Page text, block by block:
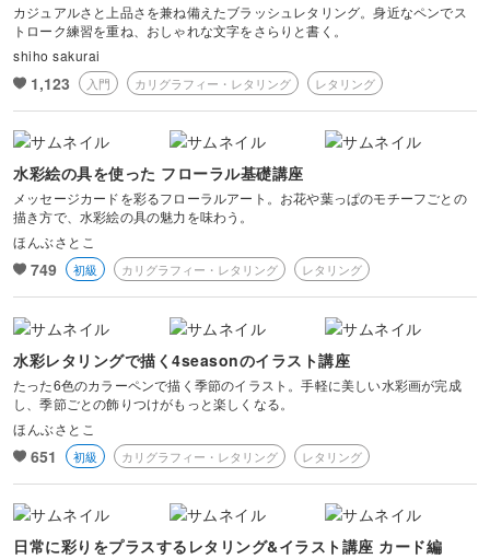
カジュアルさと上品さを兼ね備えたブラッシュレタリング。身近なペンでス
トローク練習を重ね、おしゃれな文字をさらりと書く。
shiho sakurai
1,123 入門 カリグラフィー・レタリング レタリング
水彩絵の具を使った フローラル基礎講座
メッセージカードを彩るフローラルアート。お花や葉っぱのモチーフごとの
描き方で、水彩絵の具の魅力を味わう。
ほんぶさとこ
749 初級 カリグラフィー・レタリング レタリング
水彩レタリングで描く4seasonのイラスト講座
たった6色のカラーペンで描く季節のイラスト。手軽に美しい水彩画が完成
し、季節ごとの飾りつけがもっと楽しくなる。
ほんぶさとこ
651 初級 カリグラフィー・レタリング レタリング
日常に彩りをプラスするレタリング&イラスト講座 カード編